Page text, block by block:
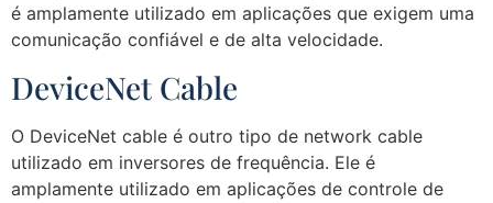
é amplamente utilizado em aplicações que exigem uma
comunicação confiável e de alta velocidade.
DeviceNet Cable
O DeviceNet cable é outro tipo de network cable
utilizado em inversores de frequência. Ele é
amplamente utilizado em aplicações de controle de